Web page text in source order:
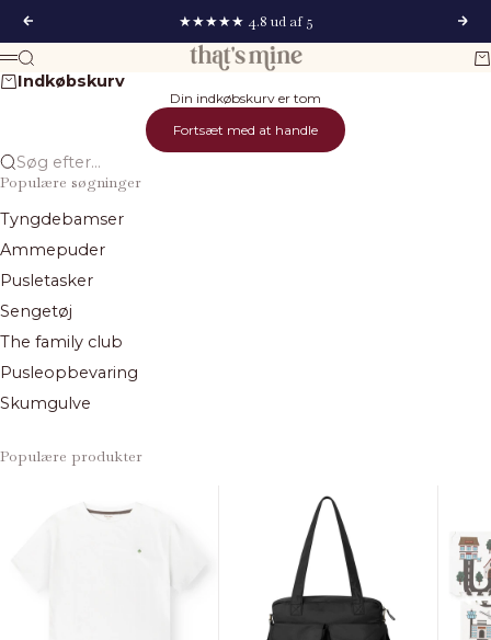
Forrige
★★★★★ 4.8 ud af 5
That's Mine
Menu
Søg
Indkøbskurv
Din indkøbskurv er tom
Fortsæt med at handle
Søg efter...
Populære søgninger
Tyngdebamser
Ammepuder
Pusletasker
Sengetøj
The family club
Pusleopbevaring
Skumgulve
Populære produkter